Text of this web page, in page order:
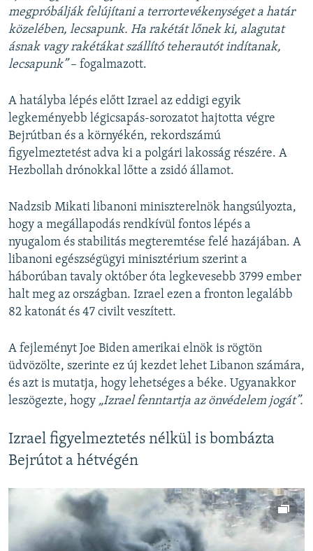
megpróbálják felújítani a terrortevékenységet a határ
közelében, lecsapunk. Ha rakétát lőnek ki, alagutat
ásnak vagy rakétákat szállító teherautót indítanak,
lecsapunk”– fogalmazott.
A hatályba lépés előtt Izrael az eddigi egyik
legkeményebb légicsapás-sorozatot hajtotta végre
Bejrútban és a környékén, rekordszámú
figyelmeztetést adva ki a polgári lakosság részére. A
Hezbollah drónokkal lőtte a zsidó államot.
Nadzsib Mikati libanoni miniszterelnök hangsúlyozta,
hogy a megállapodás rendkívül fontos lépés a
nyugalom és stabilitás megteremtése felé hazájában. A
libanoni egészségügyi minisztérium szerint a
háborúban tavaly október óta legkevesebb 3799 ember
halt meg az országban. Izrael ezen a fronton legalább
82 katonát és 47 civilt veszített.
A fejleményt Joe Biden amerikai elnök is rögtön
üdvözölte, szerinte ez új kezdet lehet Libanon számára,
és azt is mutatja, hogy lehetséges a béke. Ugyanakkor
leszögezte, hogy „Izrael fenntartja az önvédelem jogát”.
Izrael figyelmeztetés nélkül is bombázta
Bejrútot a hétvégén